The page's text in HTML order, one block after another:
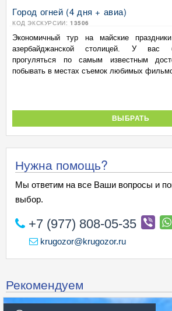
Город огней (4 дня + авиа)
КОД ЭКСКУРСИИ: 13506
Экономичный тур на майские
азербайджанской столицей. У вас
прогуляться по самым известным
побывать в местах съемок любимых
ВЫБРАТЬ
Нужна помощь?
Мы ответим на все Ваши вопросы и
выбор.
+7 (977) 808-05-35
krugozor@krugozor.ru
Рекомендуем